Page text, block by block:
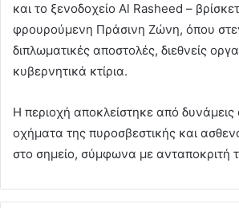
και το ξενοδοχείο Al Rasheed –
φρουρούμενη Πράσινη Ζώνη, όπου
διπλωματικές αποστολές, διεθνείς
κυβερνητικά κτίρια.
Η περιοχή αποκλείστηκε από
οχήματα της πυροσβεστικής και
στο σημείο, σύμφωνα με ανταποκριτή